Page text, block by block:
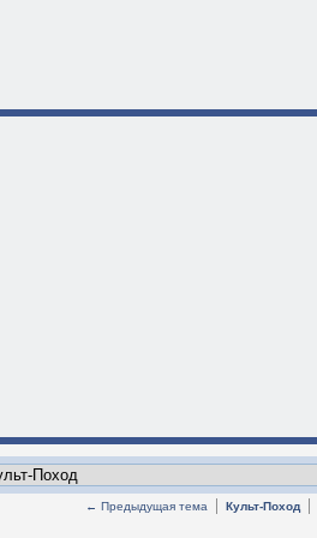
← Предыдущая тема Культ-Поход